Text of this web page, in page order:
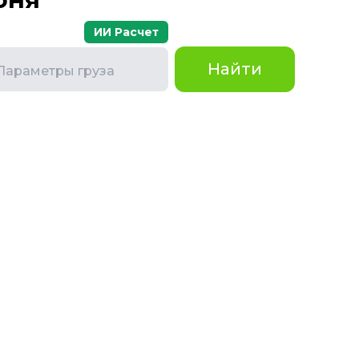
груза
ИИ Расчет
Найти